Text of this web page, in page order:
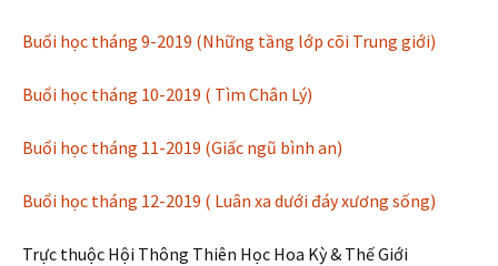
Buổi học tháng 9-2019 (Những tầng lớp cõi Trung giới)
Buổi học tháng 10-2019 ( Tìm Chân Lý)
Buổi học tháng 11-2019 (Giấc ngũ bình an)
Buổi học tháng 12-2019 ( Luân xa dưới đáy xương sống)
Trực thuộc Hội Thông Thiên Học Hoa Kỳ & Thế Giới